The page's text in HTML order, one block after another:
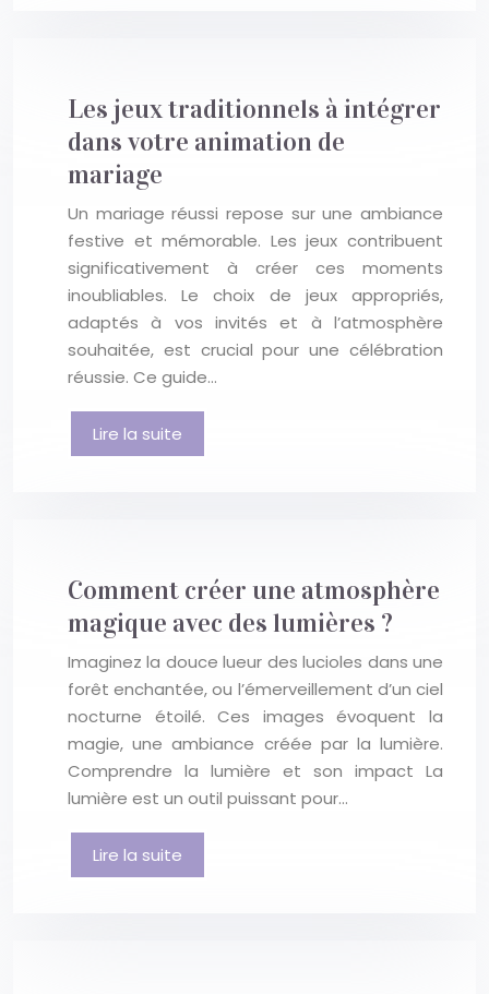
Les jeux traditionnels à intégrer
dans votre animation de
mariage
Un mariage réussi repose sur une ambiance
festive et mémorable. Les jeux contribuent
significativement à créer ces moments
inoubliables. Le choix de jeux appropriés,
adaptés à vos invités et à l’atmosphère
souhaitée, est crucial pour une célébration
réussie. Ce guide…
Lire la suite
Comment créer une atmosphère
magique avec des lumières ?
Imaginez la douce lueur des lucioles dans une
forêt enchantée, ou l’émerveillement d’un ciel
nocturne étoilé. Ces images évoquent la
magie, une ambiance créée par la lumière.
Comprendre la lumière et son impact La
lumière est un outil puissant pour…
Lire la suite